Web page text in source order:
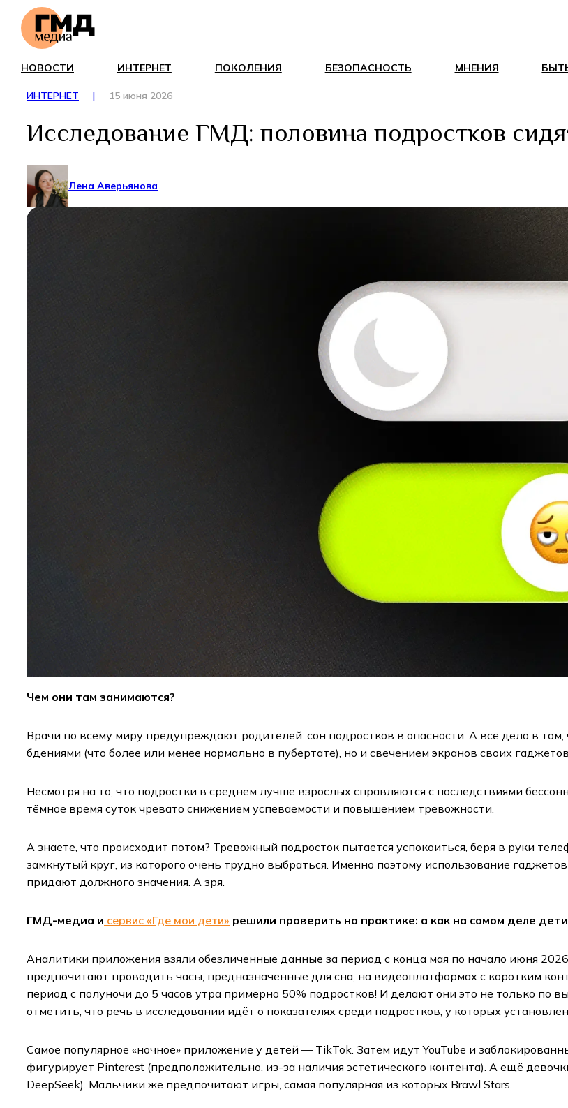
НОВОСТИ ИНТЕРНЕТ ПОКОЛЕНИЯ БЕЗОПАСНОСТЬ МНЕНИЯ
ИНТЕРНЕТ | 15 июня 2026
Исследование ГМД: половина подростков
Лена Аверьянова
Чем они там занимаются?
Врачи по всему миру предупреждают родителей: сон подростков в опасности. А всё дело в
бдениями (что более или менее нормально в пубертате), но и свечением экранов своих
Несмотря на то, что подростки в среднем лучше взрослых справляются с последствиями
тёмное время суток чревато снижением успеваемости и повышением тревожности.
А знаете, что происходит потом? Тревожный подросток пытается успокоиться, беря в руки
замкнутый круг, из которого очень трудно выбраться. Именно поэтому использование
придают должного значения. А зря.
ГМД-медиа и сервис «Где мои дети» решили проверить на практике: а как на самом деле
Аналитики приложения взяли обезличенные данные за период с конца мая по начало июня
предпочитают проводить часы, предназначенные для сна, на видеоплатформах с коротким
период с полуночи до 5 часов утра примерно 50% подростков! И делают они это не только
отметить, что речь в исследовании идёт о показателях среди подростков, у которых
Самое популярное «ночное» приложение у детей — TikTok. Затем идут YouTube и
фигурирует Pinterest (предположительно, из-за наличия эстетического контента). А ещё
DeepSeek). Мальчики же предпочитают игры, самая популярная из которых Brawl Stars.